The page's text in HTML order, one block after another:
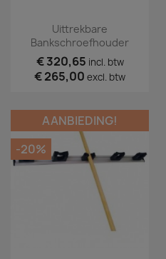
Uittrekbare
Bankschroefhouder
€ 320,65 incl. btw
€ 265,00 excl. btw
AANBIEDING!
-20%